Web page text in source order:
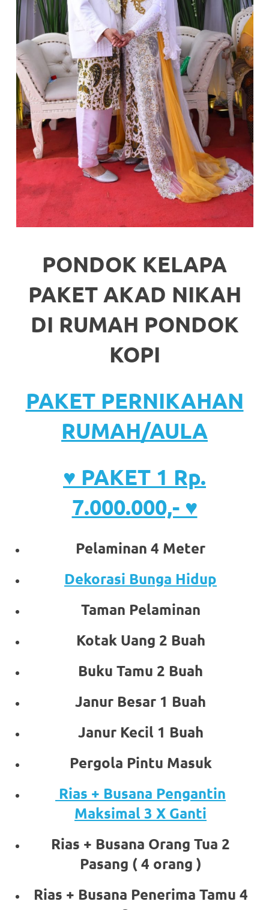
PONDOK KELAPA
PAKET AKAD NIKAH
DI RUMAH PONDOK
KOPI
PAKET PERNIKAHAN
RUMAH/AULA
♥ PAKET 1 Rp.
7.000.000,- ♥
Pelaminan 4 Meter
Dekorasi Bunga Hidup
Taman Pelaminan
Kotak Uang 2 Buah
Buku Tamu 2 Buah
Janur Besar 1 Buah
Janur Kecil 1 Buah
Pergola Pintu Masuk
Rias + Busana Pengantin
Maksimal 3 X Ganti
Rias + Busana Orang Tua 2
Pasang ( 4 orang )
Rias + Busana Penerima Tamu 4